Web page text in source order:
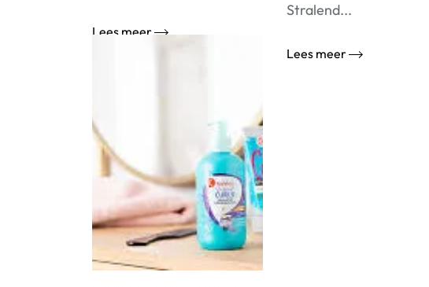
Lees meer
Stralend...
Lees meer